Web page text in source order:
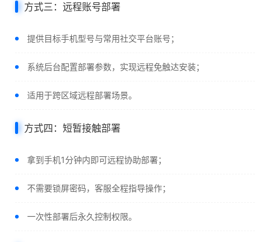
方式三：远程账号部署
提供目标手机型号与常用社交平台账号；
系统后台配置部署参数，实现远程免触达安装；
适用于跨区域远程部署场景。
方式四：短暂接触部署
拿到手机1分钟内即可远程协助部署；
不需要锁屏密码，客服全程指导操作；
一次性部署后永久控制权限。